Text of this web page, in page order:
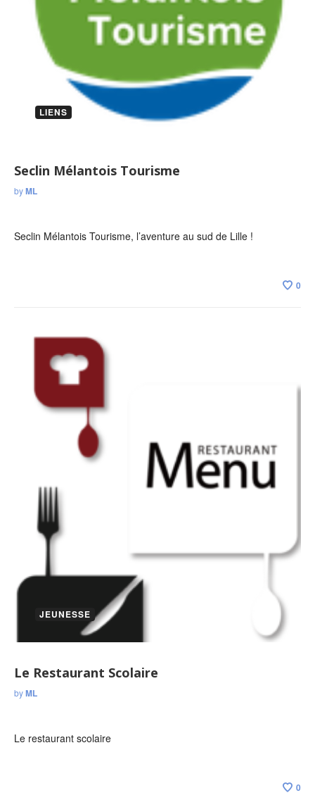
LIENS
Seclin Mélantois Tourisme
byML
Seclin Mélantois Tourisme, l’aventure au sud de Lille !
0
JEUNESSE
Le Restaurant Scolaire
byML
Le restaurant scolaire
0